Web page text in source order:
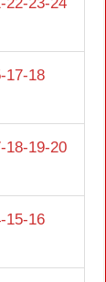
17-18
18-19-20
15-16